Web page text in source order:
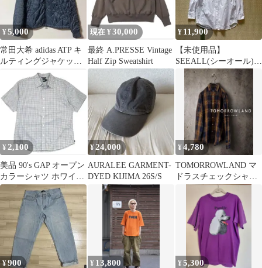
¥5,000
常田大希 adidas ATP キ
ルティングジャケット
現在 ¥ 30,000
最終 A.PRESSE Vintage
Half Zip Sweatshirt
¥ 11,900
【未使用品】
SEEALL(シーオール)オ
ーバーミリタリーシャ
¥ 2,100
美品 90's GAP オープン
カラーシャツ ホワイト
ブルー Lサイズ
¥24,000
AURALEE GARMENT-
DYED KIJIMA 26S/S
¥4,780
TOMORROWLAND マ
ドラスチェックシャツ
XS ブラウン ビジネス
¥900 ¥ 13,800 ¥5,300